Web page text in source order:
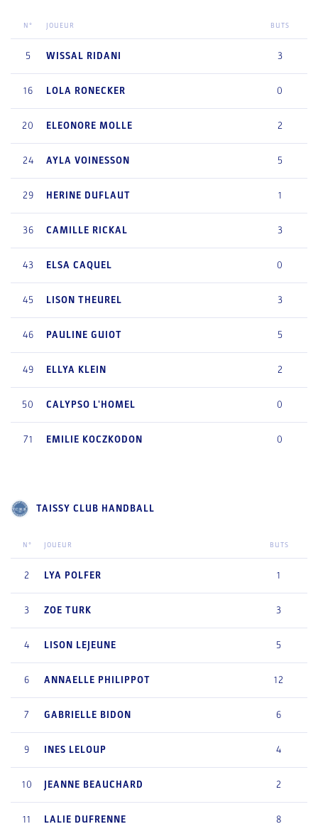
N° JOUEUR BUTS
5 WISSAL RIDANI 3
16 LOLA RONECKER 0
20 ELEONORE MOLLE 2
24 AYLA VOINESSON 5
29 HERINE DUFLAUT 1
36 CAMILLE RICKAL 3
43 ELSA CAQUEL 0
45 LISON THEUREL 3
46 PAULINE GUIOT 5
49 ELLYA KLEIN 2
50 CALYPSO L'HOMEL 0
71 EMILIE KOCZKODON 0
TAISSY CLUB HANDBALL
N° JOUEUR BUTS
2 LYA POLFER 1
3 ZOE TURK 3
4 LISON LEJEUNE 5
6 ANNAELLE PHILIPPOT 12
7 GABRIELLE BIDON 6
9 INES LELOUP 4
10 JEANNE BEAUCHARD 2
11 LALIE DUFRENNE 8